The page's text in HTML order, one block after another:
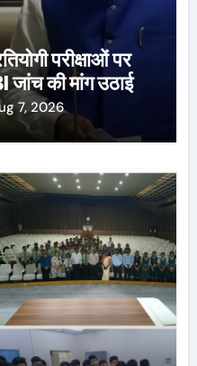
परीक्षाओं पर
जांच की मांग उठाई
7, 2026